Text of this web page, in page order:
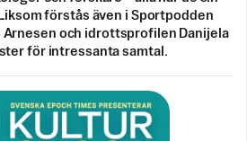
förstås även i Sportpodden
och idrottsprofilen Danijela
för intressanta samtal.